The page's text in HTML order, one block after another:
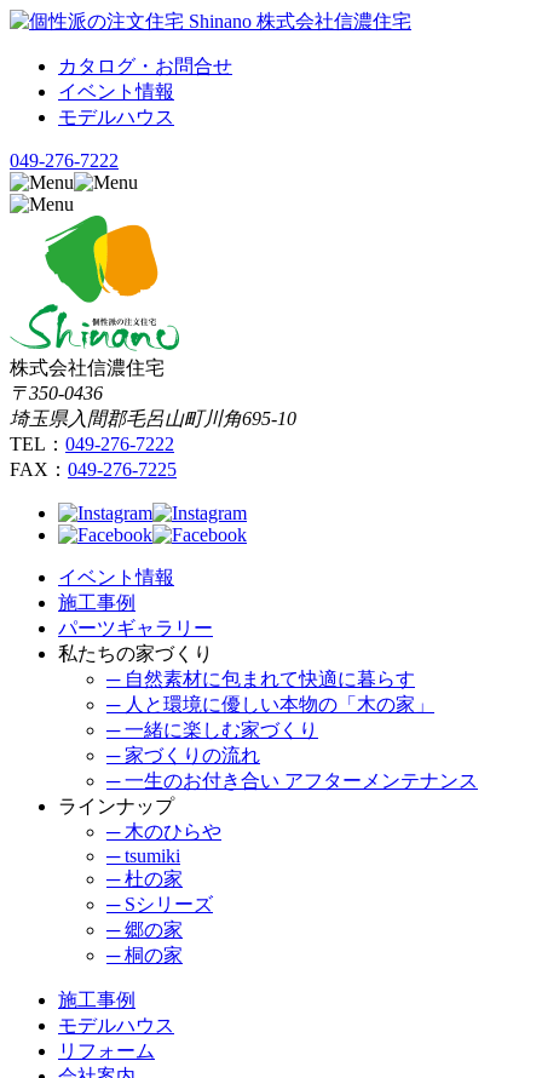
カタログ・お問合せ
イベント情報
モデルハウス
049-276-7222
株式会社信濃住宅
〒350-0436
埼玉県入間郡毛呂山町川角695-10
TEL： 049-276-7222
FAX： 049-276-7225
イベント情報
施工事例
パーツギャラリー
私たちの家づくり
─ 自然素材に包まれて快適に暮らす
─ 人と環境に優しい本物の「木の家」
─ 一緒に楽しむ家づくり
─ 家づくりの流れ
─ 一生のお付き合い アフターメンテナンス
ラインナップ
─ 木のひらや
─ tsumiki
─ 杜の家
─ Sシリーズ
─ 郷の家
─ 桐の家
施工事例
モデルハウス
リフォーム